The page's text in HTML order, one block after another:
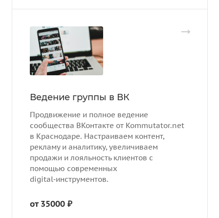
Ведение группы в ВК
Продвижение и полное ведение
сообщества ВКонтакте от Kommutator.net
в Краснодаре. Настраиваем контент,
рекламу и аналитику, увеличиваем
продажи и лояльность клиентов с
помощью современных
digital‑инструментов.
от 35000 ₽